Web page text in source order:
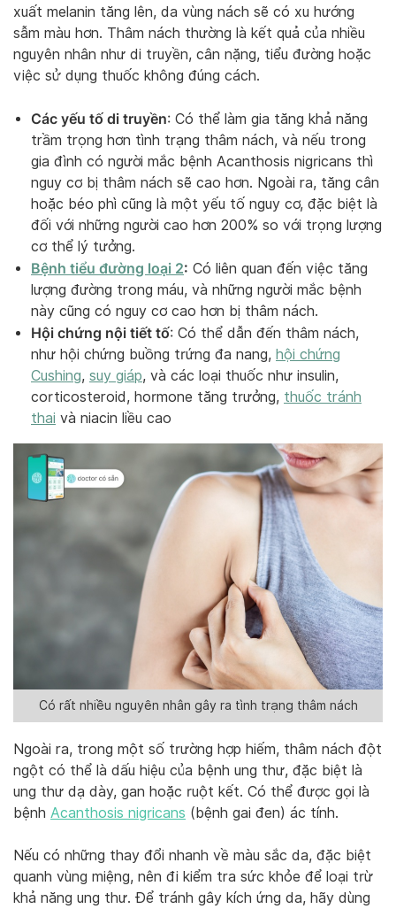
xuất melanin tăng lên, da vùng nách sẽ có xu hướng
sẫm màu hơn. Thâm nách thường là kết quả của nhiều
nguyên nhân như di truyền, cân nặng, tiểu đường hoặc
việc sử dụng thuốc không đúng cách.
Các yếu tố di truyền: Có thể làm gia tăng khả năng
trầm trọng hơn tình trạng thâm nách, và nếu trong
gia đình có người mắc bệnh Acanthosis nigricans thì
nguy cơ bị thâm nách sẽ cao hơn. Ngoài ra, tăng cân
hoặc béo phì cũng là một yếu tố nguy cơ, đặc biệt là
đối với những người cao hơn 200% so với trọng lượng
cơ thể lý tưởng.
Bệnh tiểu đường loại 2: Có liên quan đến việc tăng
lượng đường trong máu, và những người mắc bệnh
này cũng có nguy cơ cao hơn bị thâm nách.
Hội chứng nội tiết tố: Có thể dẫn đến thâm nách,
như hội chứng buồng trứng đa nang, hội chứng
Cushing, suy giáp, và các loại thuốc như insulin,
corticosteroid, hormone tăng trưởng, thuốc tránh
thai và niacin liều cao
Có rất nhiều nguyên nhân gây ra tình trạng thâm nách
Ngoài ra, trong một số trường hợp hiếm, thâm nách đột
ngột có thể là dấu hiệu của bệnh ung thư, đặc biệt là
ung thư dạ dày, gan hoặc ruột kết. Có thể được gọi là
bệnh Acanthosis nigricans (bệnh gai đen) ác tính.
Nếu có những thay đổi nhanh về màu sắc da, đặc biệt
quanh vùng miệng, nên đi kiểm tra sức khỏe để loại trừ
khả năng ung thư. Để tránh gây kích ứng da, hãy dùng